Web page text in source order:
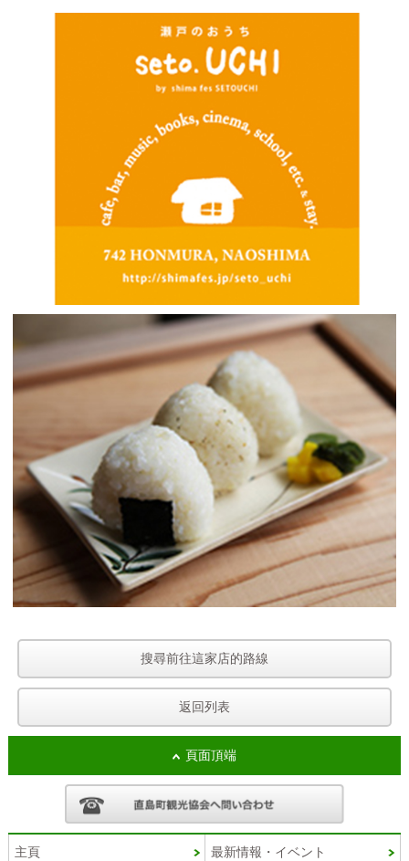
搜尋前往這家店的路線
返回列表
頁面頂端
主頁 最新情報・イベント